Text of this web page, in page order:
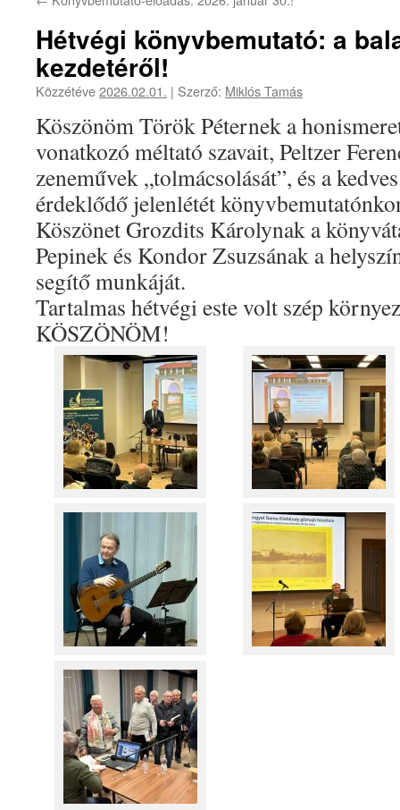
Hétvégi könyvbemutató: a
kezdetéről!
Közzétéve2026.02.01. | Szerző: Miklós Tamás
Köszönöm Török Péternek a
vonatkozó méltató szavait, Peltzer
zeneművek „tolmácsolását”, és a
érdeklődő jelenlétét
Köszönet Grozdits Károlynak a
Pepinek és Kondor Zsuzsának a
segítő munkáját.
Tartalmas hétvégi este volt szép
KÖSZÖNÖM!